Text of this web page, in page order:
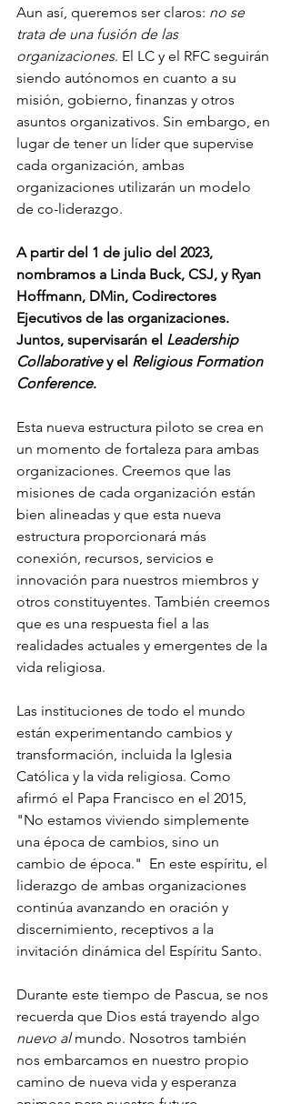
Aun así, queremos ser claros: no se
trata de una fusión de las
organizaciones. El LC y el RFC seguirán
siendo autónomos en cuanto a su
misión, gobierno, finanzas y otros
asuntos organizativos. Sin embargo, en
lugar de tener un líder que supervise
cada organización, ambas
organizaciones utilizarán un modelo
de co-liderazgo.
A partir del 1 de julio del 2023,
nombramos a Linda Buck, CSJ, y Ryan
Hoffmann, DMin, Codirectores
Ejecutivos de las organizaciones.
Juntos, supervisarán el Leadership
Collaborative y el Religious Formation
Conference.
Esta nueva estructura piloto se crea en
un momento de fortaleza para ambas
organizaciones. Creemos que las
misiones de cada organización están
bien alineadas y que esta nueva
estructura proporcionará más
conexión, recursos, servicios e
innovación para nuestros miembros y
otros constituyentes. También creemos
que es una respuesta fiel a las
realidades actuales y emergentes de la
vida religiosa.
Las instituciones de todo el mundo
están experimentando cambios y
transformación, incluida la Iglesia
Católica y la vida religiosa. Como
afirmó el Papa Francisco en el 2015,
"No estamos viviendo simplemente
una época de cambios, sino un
cambio de época."  En este espíritu, el
liderazgo de ambas organizaciones
continúa avanzando en oración y
discernimiento, receptivos a la
invitación dinámica del Espíritu Santo.
Durante este tiempo de Pascua, se nos
recuerda que Dios está trayendo algo
nuevo al mundo. Nosotros también
nos embarcamos en nuestro propio
camino de nueva vida y esperanza